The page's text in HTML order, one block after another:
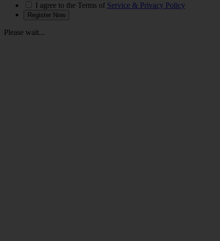
I agree to the Terms of Service & Privacy Policy
Please wait...